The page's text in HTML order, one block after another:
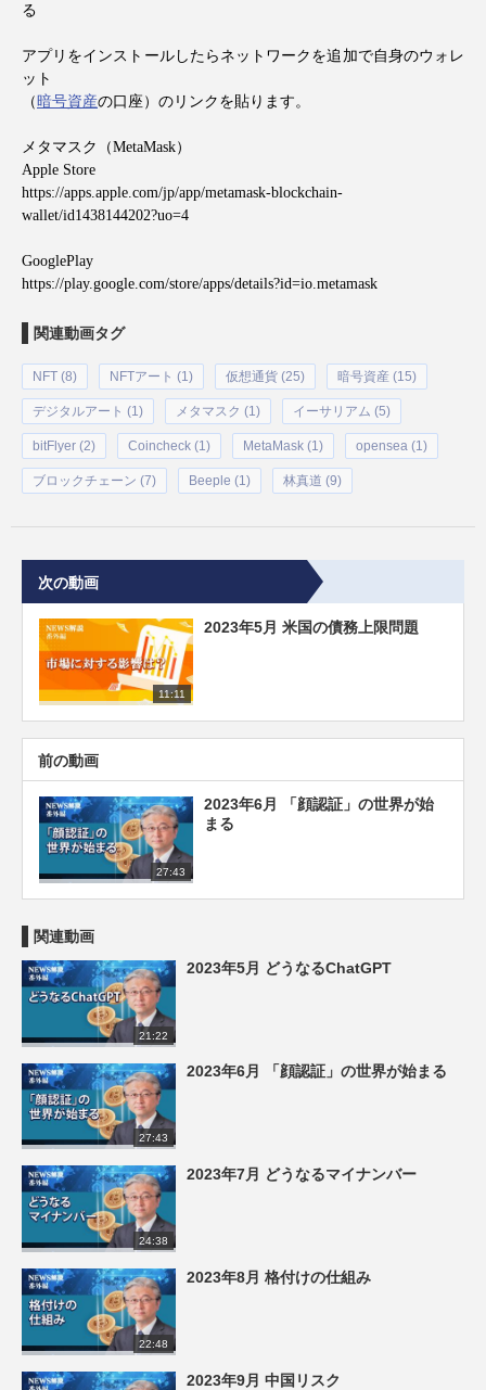
る
アプリをインストールしたらネットワークを追加で自身のウォレ
ット
（ 暗号資産の口座）のリンクを貼ります。
メタマスク（MetaMask）
Apple Store
https://apps.apple.com/jp/app/metamask-blockchain-
wallet/id1438144202?uo=4
GooglePlay
https://play.google.com/store/apps/details?id=io.metamask
関連動画タグ
NFT (8) NFTアート (1) 仮想通貨 (25) 暗号資産 (15)
デジタルアート (1) メタマスク (1) イーサリアム (5)
bitFlyer (2) Coincheck (1) MetaMask (1) opensea (1)
ブロックチェーン (7) Beeple (1) 林真道 (9)
次の動画
11:11
2023年5月 米国の債務上限問題
前の動画
27:43
2023年6月 「顔認証」の世界が始
まる
関連動画
21:22
2023年5月 どうなるChatGPT
27:43
2023年6月 「顔認証」の世界が始まる
24:38
2023年7月 どうなるマイナンバー
22:48
2023年8月 格付けの仕組み
2023年9月 中国リスク